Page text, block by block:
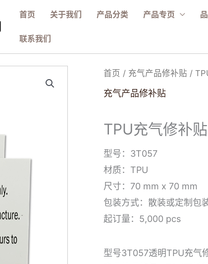
首页 关于我们 产品分类 产品专页
联系我们
首页 / 充气产品修补贴 /
充气产品修补贴
TPU充气修补
型号：3T057
材质：TPU
尺寸：70 mm x 70 mm
包装方式：散装或定制包
起订量：5,000 pcs
型号3T057透明TPU充气